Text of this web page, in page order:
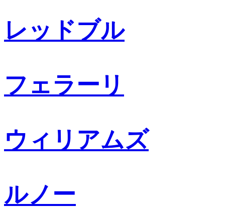
レッドブル
フェラーリ
ウィリアムズ
ルノー